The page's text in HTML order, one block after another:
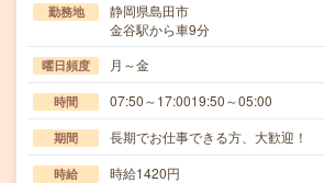
勤務地
静岡県島田市
金谷駅から車9分
曜日頻度 月～金
時間 07:50～17:0019:50～05:00
期間 長期でお仕事できる方、大歓迎！
時給 時給1420円